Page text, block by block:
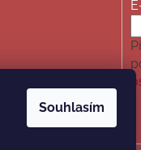
Souhlasím